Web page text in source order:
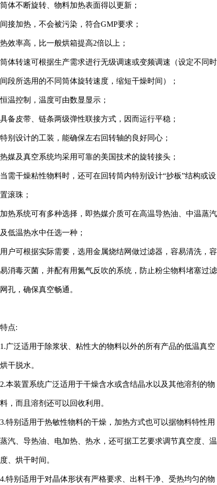
筒体不断旋转、物料加热表面得以更新；
间接加热，不会被污染，符合GMP要求；
热效率高，比一般烘箱提高2倍以上；
筒体转速可根据生产需求进行无级调速或变频调速（设定不同时
间段所选用的不同筒体旋转速度，缩短干燥时间）；
恒温控制，温度可由数显显示；
具备皮带、链条两级弹性联接方式，因而运行平稳；
特别设计的工装，能确保左右回转轴的良好同心；
热媒及真空系统均采用可靠的美国技术的旋转接头；
当需干燥粘性物料时，还可在回转筒内特别设计“抄板”结构或设
置滚珠；
加热系统可有多种选择，即热媒介质可在高温导热油、中温蒸汽
及低温热水中任选一种；
用户可根据实际需要，选用金属烧结网做过滤器，容易清洗，容
易消毒灭菌，并配有用氮气反吹的系统，防止粉尘物料堵塞过滤
网孔，确保真空畅通。
特点:
1.广泛适用于除浆状、粘性大的物料以外的所有产品的低温真空
烘干脱水。
2.本装置系统广泛适用于干燥含水或含结晶水以及其他溶剂的物
料，而且溶剂还可以回收利用。
3.特别适用于热敏性物料的干燥，加热方式也可以据物料特性用
蒸汽、导热油、电加热、热水，还可据工艺要求调节真空度、温
度、烘干时间。
4.特别适用于对晶体形状有严格要求、出料干净、受热均匀的物